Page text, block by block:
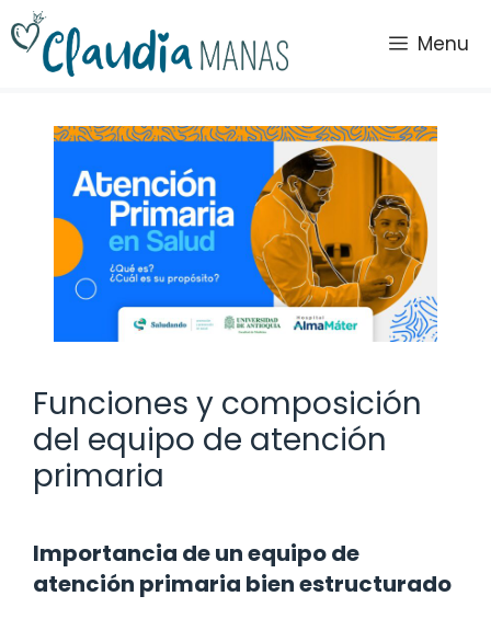
Saltar
al
contenido
Menu
Funciones y composición
del equipo de atención
primaria
Importancia de un equipo de
atención primaria bien estructurado